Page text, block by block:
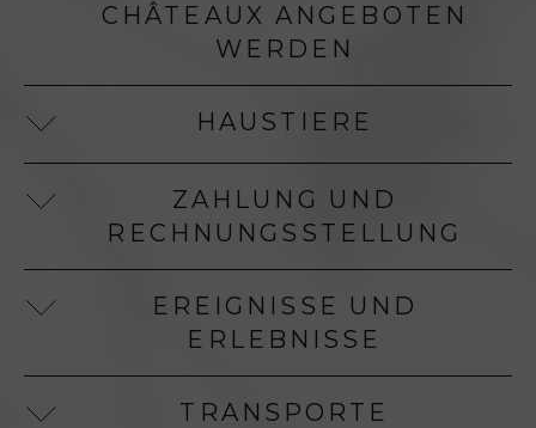
CHÂTEAUX ANGEBOTEN
WERDEN
HAUSTIERE
ZAHLUNG UND
RECHNUNGSSTELLUNG
EREIGNISSE UND
ERLEBNISSE
TRANSPORTE